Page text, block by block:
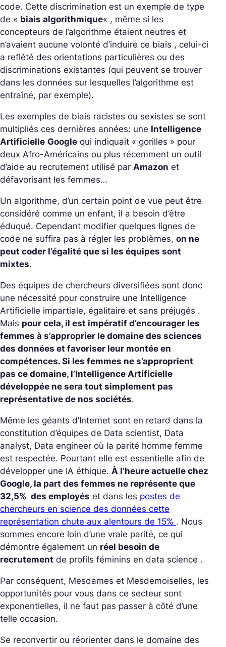
code. Cette discrimination est un exemple de type
de « biais algorithmique« , même si les
concepteurs de l’algorithme étaient neutres et
n’avaient aucune volonté d’induire ce biais , celui-ci
a reflété des orientations particulières ou des
discriminations existantes (qui peuvent se trouver
dans les données sur lesquelles l’algorithme est
entraîné, par exemple).
Les exemples de biais racistes ou sexistes se sont
multipliés ces dernières années: une Intelligence
Artificielle Google qui indiquait « gorilles » pour
deux Afro-Américains ou plus récemment un outil
d’aide au recrutement utilisé par Amazon et
défavorisant les femmes…
Un algorithme, d’un certain point de vue peut être
considéré comme un enfant, il a besoin d’être
éduqué. Cependant modifier quelques lignes de
code ne suffira pas à régler les problèmes, on ne
peut coder l’égalité que si les équipes sont
mixtes.
Des équipes de chercheurs diversifiées sont donc
une nécessité pour construire une Intelligence
Artificielle impartiale, égalitaire et sans préjugés .
Mais pour cela, il est impératif d’encourager les
femmes à s’approprier le domaine des sciences
des données et favoriser leur montée en
compétences. Si les femmes ne s’approprient
pas ce domaine, l’Intelligence Artificielle
développée ne sera tout simplement pas
représentative de nos sociétés.
Même les géants d’Internet sont en retard dans la
constitution d’équipes de Data scientist, Data
analyst, Data engineer où la parité homme femme
est respectée. Pourtant elle est essentielle afin de
développer une IA éthique. À l’heure actuelle chez
Google, la part des femmes ne représente que
32,5% des employés et dans les postes de
chercheurs en science des données cette
représentation chute aux alentours de 15% . Nous
sommes encore loin d’une vraie parité, ce qui
démontre également un réel besoin de
recrutement de profils féminins en data science .
Par conséquent, Mesdames et Mesdemoiselles, les
opportunités pour vous dans ce secteur sont
exponentielles, il ne faut pas passer à côté d’une
telle occasion.
Se reconvertir ou réorienter dans le domaine des